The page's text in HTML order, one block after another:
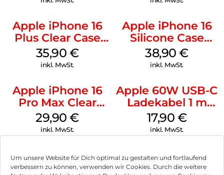
Um unsere Website für Dich optimal zu gestalten und fortlaufend
verbessern zu können, verwenden wir Cookies. Durch die weitere
Apple iPhone 16
Plus Clear Case
MagSafe
Transparent
35,90 €
inkl. MwSt.
Apple iPhone 16
Silicone Case
MagSafe
Ultramarine
38,90€
inkl. MwSt.
Apple iPhone 16
Pro Max Clear
Case MagSafe
Transparent
29,90€
inkl. MwSt.
Apple 60W USB-C
Ladekabel 1 m
Weiß
17,90 €
inkl. MwSt.